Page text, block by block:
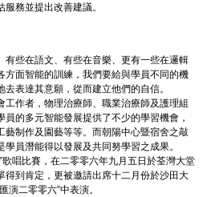
務並提出改善建議。
有些在語文、有些在音樂、更有一些在邏輯
方面智能的訓練，我們要給與學員不同的機
表達其意願，從而建立他們的自信。
作者，物理治療師、職業治療師及護理組
的多元智能發展提供了不少的學習機會，
藝制作及園藝等等。而朝陽中心暨宿舍之敲
員潛能得以發展及共同努學習之成果。
唱比賽，在二零零六年九月五日於荃灣大堂
得到肯定，更被邀請出席十二月份於沙田大
演二零零六”中表演。